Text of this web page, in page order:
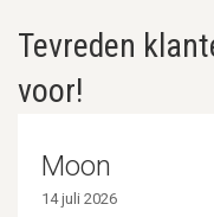
Tevreden
voor!
Moon
14 juli 2026